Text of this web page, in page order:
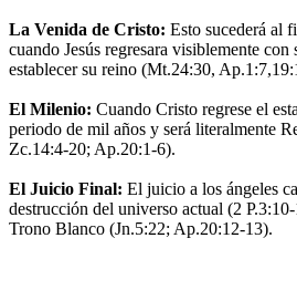
La Venida de Cristo: Esto sucederá al
cuando Jesús regresara visiblemente con
establecer su reino (Mt.24:30,
El Milenio: Cuando Cristo regrese el
periodo de mil años y será literalmente
Zc.14:4-20; Ap.20:1-6).
El Juicio Final: El juicio a los ángeles
destrucción del universo actual (2
Trono Blanco (Jn.5:22; Ap.20:12-13).